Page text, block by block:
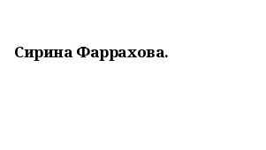
Сирина Фаррахова.